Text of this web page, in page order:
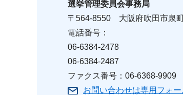
選挙管理委員会事務局
〒564-8550 大阪府吹田市泉
電話番号：
06-6384-2478
06-6384-2487
ファクス番号：06-6368-9909
お問い合わせは専用フォー